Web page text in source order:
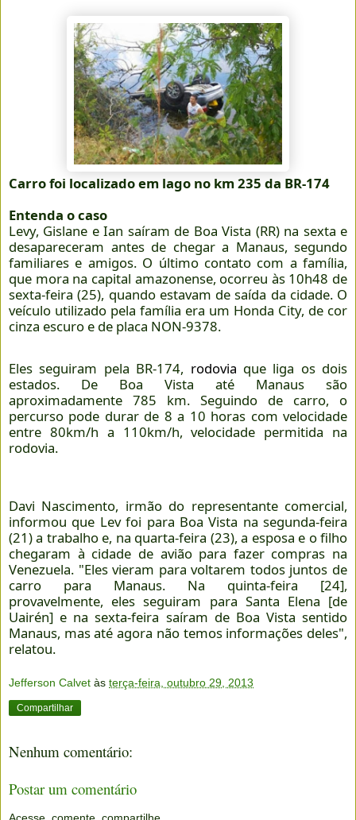
Carro foi localizado em lago no km 235 da BR-174
Entenda o caso
Levy, Gislane e Ian saíram de Boa Vista (RR) na sexta e
desapareceram antes de chegar a Manaus, segundo
familiares e amigos. O último contato com a família,
que mora na capital amazonense, ocorreu às 10h48 de
sexta-feira (25), quando estavam de saída da cidade. O
veículo utilizado pela família era um Honda City, de cor
cinza escuro e de placa NON-9378.
Eles seguiram pela BR-174, rodovia que liga os dois
estados. De Boa Vista até Manaus são
aproximadamente 785 km. Seguindo de carro, o
percurso pode durar de 8 a 10 horas com velocidade
entre 80km/h a 110km/h, velocidade permitida na
rodovia.
Davi Nascimento, irmão do representante comercial,
informou que Lev foi para Boa Vista na segunda-feira
(21) a trabalho e, na quarta-feira (23), a esposa e o filho
chegaram à cidade de avião para fazer compras na
Venezuela. "Eles vieram para voltarem todos juntos de
carro para Manaus. Na quinta-feira [24],
provavelmente, eles seguiram para Santa Elena [de
Uairén] e na sexta-feira saíram de Boa Vista sentido
Manaus, mas até agora não temos informações deles",
relatou.
Jefferson Calvet às terça-feira, outubro 29, 2013
Compartilhar
Nenhum comentário:
Postar um comentário